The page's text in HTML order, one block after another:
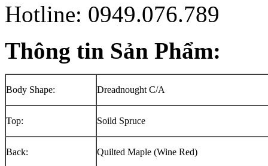
Hotline: 0949.076.789
Thông tin Sản Phẩm:
Body Shape: Dreadnought C/A
Top: Soild Spruce
Back: Quilted Maple (Wine Red)